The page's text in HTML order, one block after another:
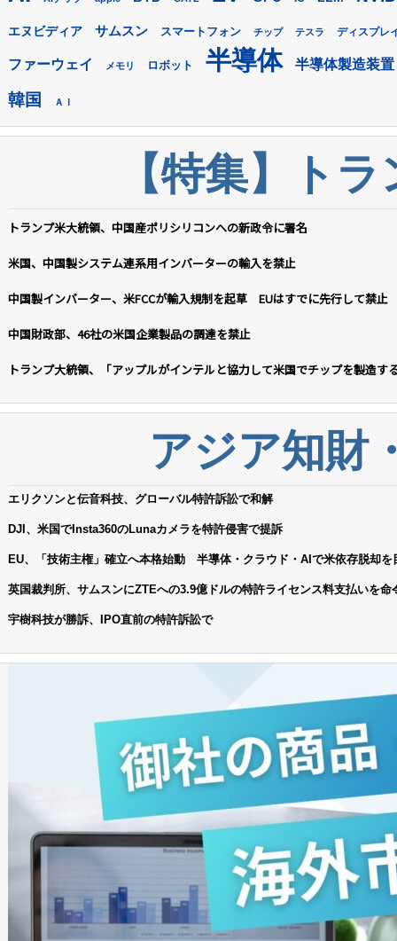
エヌビディア サムスン スマートフォン チップ テスラ ディスプレ
ファーウェイ メモリ ロボット 半導体 半導体製造装置
韓国 ＡＩ
【特集】ト
トランプ米大統領、中国産ポリシリコンへの新政令に署名
米国、中国製システム連系用インバーターの輸入を禁止
中国製インバーター、米FCCが輸入規制を起草 EUはすでに先行して禁止
中国財政部、46社の米国企業製品の調達を禁止
トランプ大統領、「アップルがインテルと協力して米国でチップを製造す
アジア知財
エリクソンと伝音科技、グローバル特許訴訟で和解
DJI、米国でInsta360のLunaカメラを特許侵害で提訴
EU、「技術主権」確立へ本格始動 半導体・クラウド・AIで米依存脱却を
英国裁判所、サムスンにZTEへの3.9億ドルの特許ライセンス料支払いを命
宇樹科技が勝訴、IPO直前の特許訴訟で